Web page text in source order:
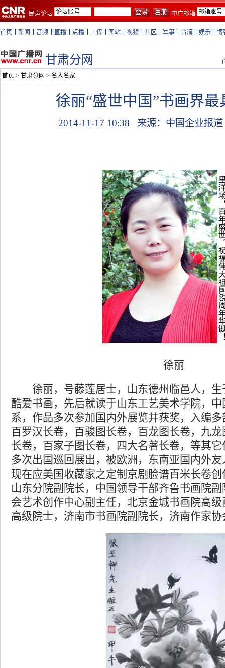
民声论坛 中广邮箱
首页 新闻 音频 直播 点播 上传 图站 视频 社区 军事 台湾 娱乐 博
甘肃分网
首页 > 甘肃分网 > 名人名家
徐丽“盛世中国”书画界
2014-11-17 10:38 来源：中国企业报
徐丽
徐丽，号藤莲居士，山东德州临邑人，生
酷爱书画，先后就读于山东工艺美术学院，
系，作品多次参加国内外展览并获奖，入编
百罗汉长卷，百骏图长卷，百龙图长卷，九
长卷，百家子图长卷，四大名著长卷，等其
多次出国巡回展出，被欧洲，东南亚国内外
现在应美国收藏家之定制京剧脸谱百米长卷
山东分院副院长，中国领导干部齐鲁书画院
会艺术创作中心副主任，北京金城书画院高
高级院士，济南市书画院副院长，济南作家